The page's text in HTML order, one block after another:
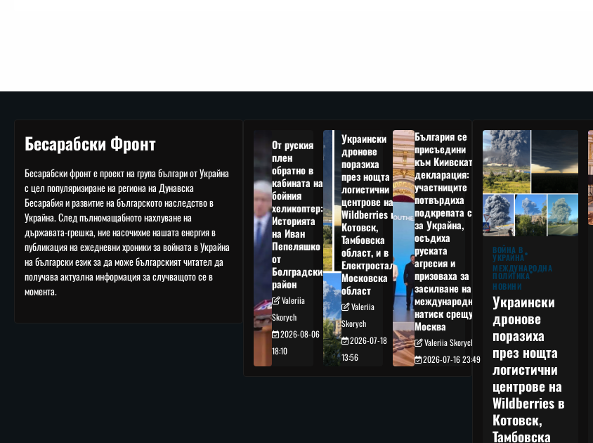
Бесарабски Фронт
Бесарабски фронт е проект на група българи от Украйна
с цел популяризиране на региона на Дунавска
Бесарабия и развитие на българското наследство в
Украйна. След пълномащабното нахлуване на
държавата-грешка, ние насочихме нашата енергия в
публикация на ежедневни хроники за войната в Украйна
на български език за да може българският читател да
получава актуална информация за случващото се в
момента.
От руския
плен
обратно в
кабината на
бойния
хеликоптер:
Историята
на Иван
Пепеляшко
от
Болградския
район
Valeriia
Skorych
2026-08-06
18:10
Украински
дронове
поразиха
през нощта
логистични
центрове на
Wildberries в
Котовск,
Тамбовска
област, и в
Електростал,
Московска
област
Valeriia
Skorych
2026-07-18
13:56
България се
присъедини
към Киивската
декларация:
участниците
потвърдиха
подкрепата си
за Украйна,
осъдиха
руската
агресия и
призоваха за
засилване на
международния
натиск срещу
Москва
Valeriia Skorych
2026-07-16 23:49
ВОЙНА В
УКРАЙНА
МЕЖДУНАРОДНА
ПОЛИТИКА
НОВИНИ
Украински
дронове
поразиха
през нощта
логистични
центрове на
Wildberries в
Котовск,
Тамбовска